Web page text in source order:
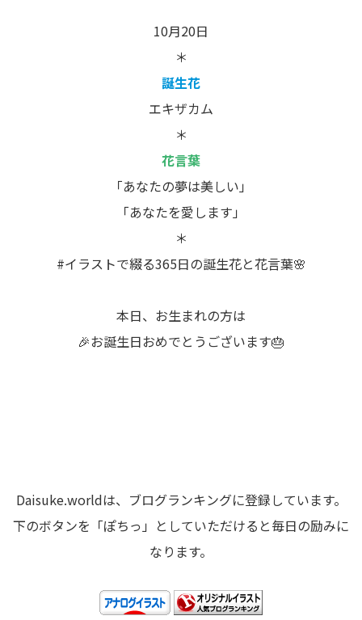
10月20日
＊
誕生花
エキザカム
＊
花言葉
「あなたの夢は美しい」
「あなたを愛します」
＊
#イラストで綴る365日の誕生花と花言葉🌸
本日、お生まれの方は
🎉お誕生日おめでとうございます🎂
Daisuke.worldは、ブログランキングに登録しています。
下のボタンを「ぽちっ」としていただけると毎日の励みに
なります。